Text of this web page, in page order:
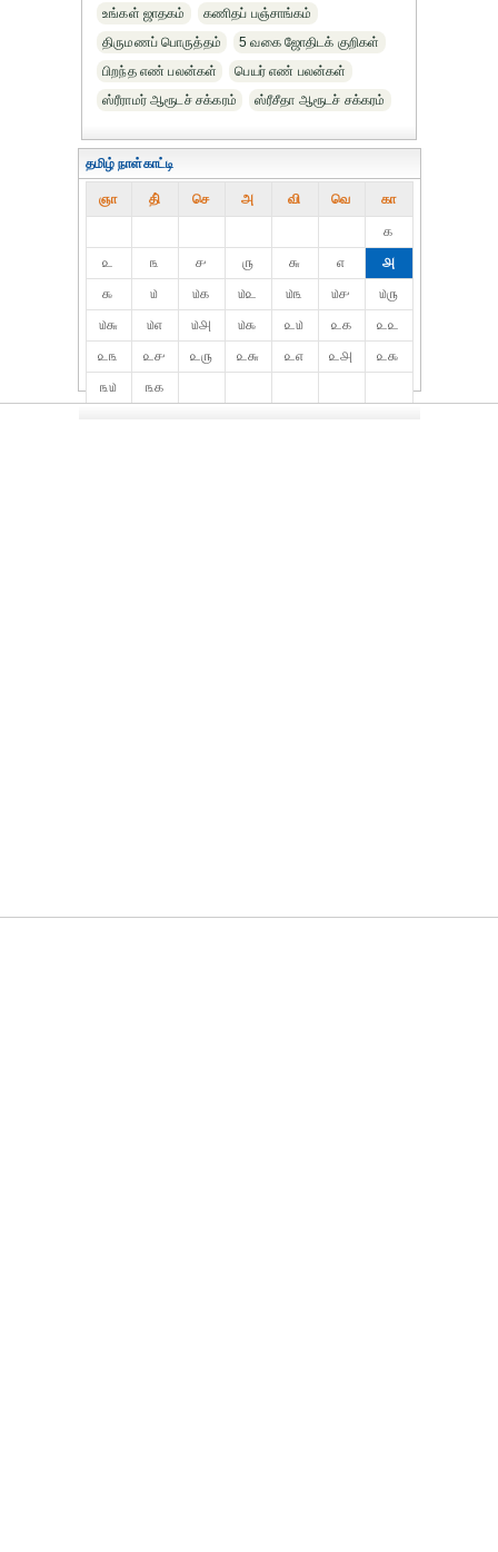
உங்கள் ஜாதகம்
கணிதப் பஞ்சாங்கம்
திருமணப் பொருத்தம்
5 வகை ஜோதிடக் குறிகள்
பிறந்த எண் பலன்கள்
பெயர் எண் பலன்கள்
ஸ்ரீராமர் ஆரூடச் சக்கரம்
ஸ்ரீசீதா ஆரூடச் சக்கரம்
தமிழ் நாள்காட்டி
ஞா தி் செ அ வி வெ கா
௧
௨
௩ ௪ ௫ ௬ ௭
௮
௯
௰ ௰௧ ௰௨ ௰௩ ௰௪
௰௫
௰௬
௰௭ ௰௮ ௰௯ ௨௰ ௨௧
௨௨
௨௩
௨௪ ௨௫ ௨௬ ௨௭ ௨௮
௨௯
௩௰
௩௧